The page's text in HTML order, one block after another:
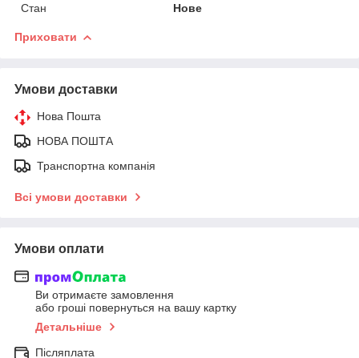
Стан
Нове
Приховати
Умови доставки
Нова Пошта
НОВА ПОШТА
Транспортна компанія
Всі умови доставки
Умови оплати
Ви отримаєте замовлення
або гроші повернуться на вашу картку
Детальніше
Післяплата